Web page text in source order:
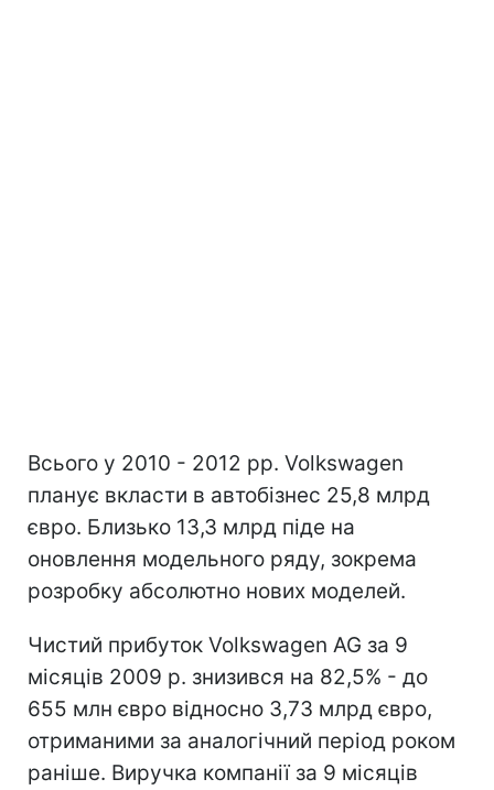
Всього у 2010 - 2012 рр. Volkswagen
планує вкласти в автобізнес 25,8 млрд
євро. Близько 13,3 млрд піде на
оновлення модельного ряду, зокрема
розробку абсолютно нових моделей.
Чистий прибуток Volkswagen AG за 9
місяців 2009 р. знизився на 82,5% - до
655 млн євро відносно 3,73 млрд євро,
отриманими за аналогічний період роком
раніше. Виручка компанії за 9 місяців